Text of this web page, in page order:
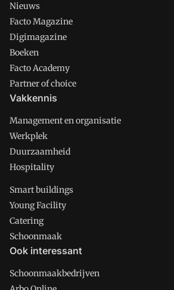
Nieuws
Facto Magazine
Digimagazine
Boeken
Facto Academy
Partner of choice
Vakkennis
Management en organisatie
Werkplek
Duurzaamheid
Hospitality
Smart buildings
Young Facility
Catering
Schoonmaak
Ook interessant
Schoonmaakbedrijven